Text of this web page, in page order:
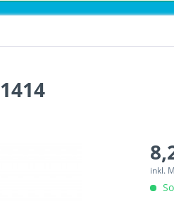
inkl.